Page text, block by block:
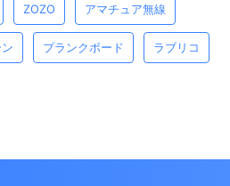
ZOZO アマチュア無線
プランクボード ラブリコ